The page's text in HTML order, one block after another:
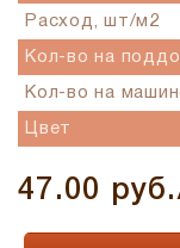
Расход, шт/м2
Кол-во на
Кол-во на
Цвет
47.00